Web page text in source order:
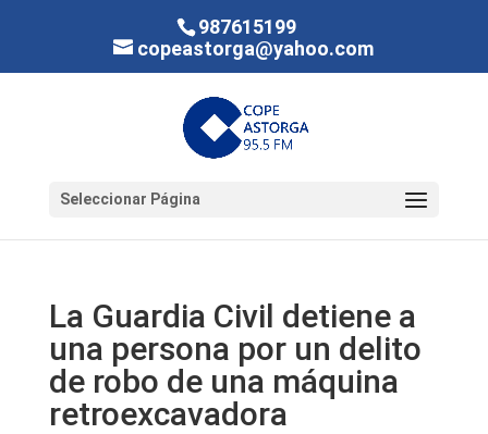
987615199
copeastorga@yahoo.com
Seleccionar Página
La Guardia Civil detiene a
una persona por un delito
de robo de una máquina
retroexcavadora